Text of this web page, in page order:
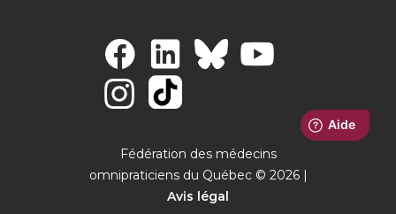
Fédération des médecins
omnipraticiens du Québec © 2026 |
Avis légal